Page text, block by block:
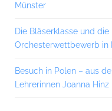
Münster
Die Bläserklasse und die
Orchesterwettbewerb in
Besuch in Polen – aus
Lehrerinnen Joanna